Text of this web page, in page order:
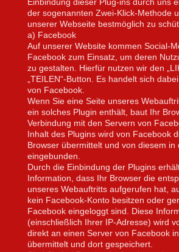
der sogenannten Zwei-Klick-Methode
unserer Webseite bestmöglich zu
a) Facebook
Auf unserer Website kommen Social-
Facebook zum Einsatz, um deren
zu gestalten. Hierfür nutzen wir den
„TEILEN“-Button. Es handelt sich
von Facebook.
Wenn Sie eine Seite unseres
ein solches Plugin enthält, baut Ihr
Verbindung mit den Servern von
Inhalt des Plugins wird von Facebook
Browser übermittelt und von diesem in
eingebunden.
Durch die Einbindung der Plugins
Information, dass Ihr Browser die
unseres Webauftritts aufgerufen hat,
kein Facebook-Konto besitzen oder
Facebook eingeloggt sind. Diese
(einschließlich Ihrer IP-Adresse) wird
direkt an einen Server von Facebook
übermittelt und dort gespeichert.